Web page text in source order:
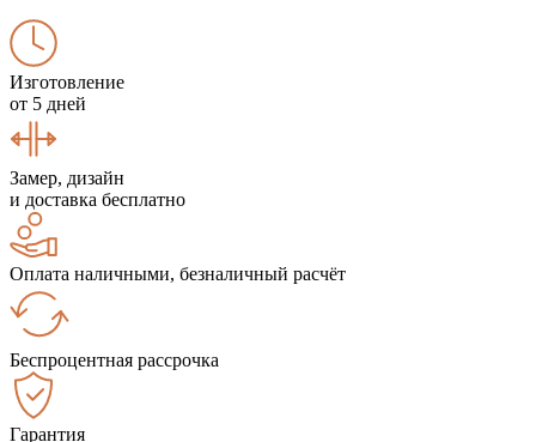
Изготовление
от 5 дней
Замер, дизайн
и доставка бесплатно
Оплата наличными, безналичный расчёт
Беспроцентная рассрочка
Гарантия